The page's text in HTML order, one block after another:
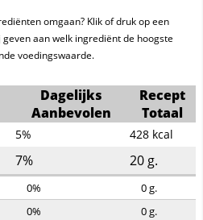
omgaan? Klik of druk op een
aan welk ingrediënt de hoogste
voedingswaarde.
Dagelijks
Aanbevolen
Recept
Totaal
5% 428 kcal
7% 20g.
0% 0g.
0% 0g.